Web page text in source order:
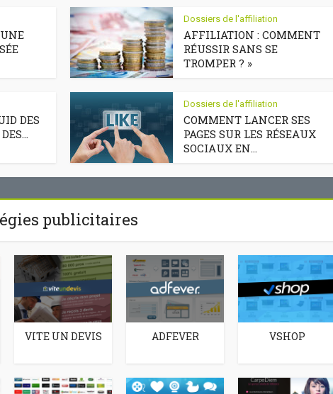
Dossiers de l'affiliation
AFFILIATION : COMMENT
RÉUSSIR SANS SE
TROMPER ? »
DES
Dossiers de l'affiliation
COMMENT LANCER SES
PAGES SUR LES RÉSEAUX
SOCIAUX EN...
publicitaires
VITE UN DEVIS ADFEVER VSHOP
lancer ses